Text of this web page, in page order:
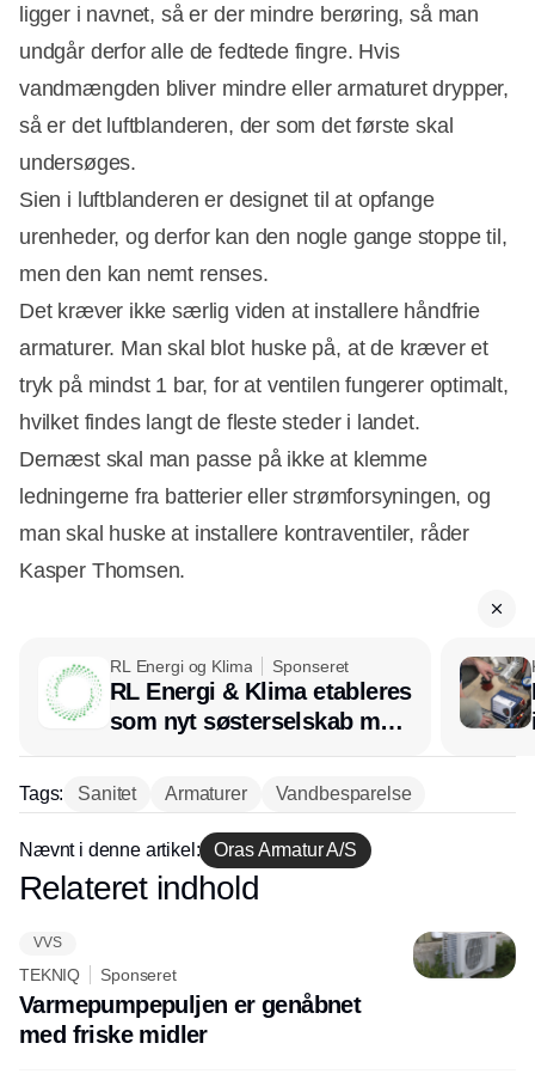
ligger i navnet, så er der mindre berøring, så man
undgår derfor alle de fedtede fingre. Hvis
vandmængden bliver mindre eller armaturet drypper,
så er det luftblanderen, der som det første skal
undersøges.
Sien i luftblanderen er designet til at opfange
urenheder, og derfor kan den nogle gange stoppe til,
men den kan nemt renses.
Det kræver ikke særlig viden at installere håndfrie
armaturer. Man skal blot huske på, at de kræver et
tryk på mindst 1 bar, for at ventilen fungerer optimalt,
hvilket findes langt de fleste steder i landet.
Dernæst skal man passe på ikke at klemme
ledningerne fra batterier eller strømforsyningen, og
man skal huske at installere kontraventiler, råder
Kasper Thomsen.
RL Energi og Klima Sponseret
RL Energi & Klima etableres
som nyt søsterselskab med
afsæt i RL Ventilation
Tags: Sanitet Armaturer Vandbesparelse
Nævnt i denne artikel: Oras Armatur A/S
Annonce
Relateret indhold
VVS
TEKNIQ Sponseret
Varmepumpepuljen er genåbnet
med friske midler